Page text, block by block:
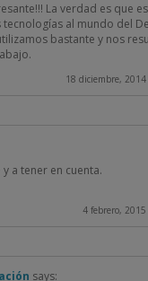
18 diciembre, 2014
La verdad es que
tecnologías al mundo del
bastante y nos
4 febrero, 2015
a tener en cuenta.
says: